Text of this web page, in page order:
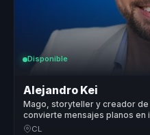
Disponible
Alejandro Kei
Mago, storyteller y creador
convierte mensajes planos
más sólidos para líderes y
CL